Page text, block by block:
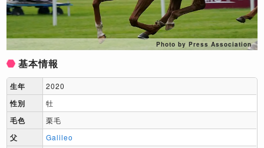
Photo by Press Association
基本情報
生年 2020
性別 牡
毛色 栗毛
父 Galileo